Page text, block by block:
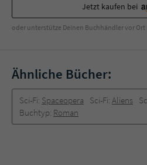
Jetzt kaufen bei
oder unterstütze Deinen Buchhändler vor Ort
Ähnliche Bücher:
Sci-Fi: Spaceopera Sci-Fi: Aliens
Buchtyp: Roman